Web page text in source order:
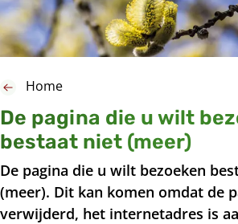
De pagina die u wilt
bestaat niet (meer)
Home
De pagina die u wilt bezoeken
(meer). Dit kan komen omdat de
verwijderd, het internetadres is